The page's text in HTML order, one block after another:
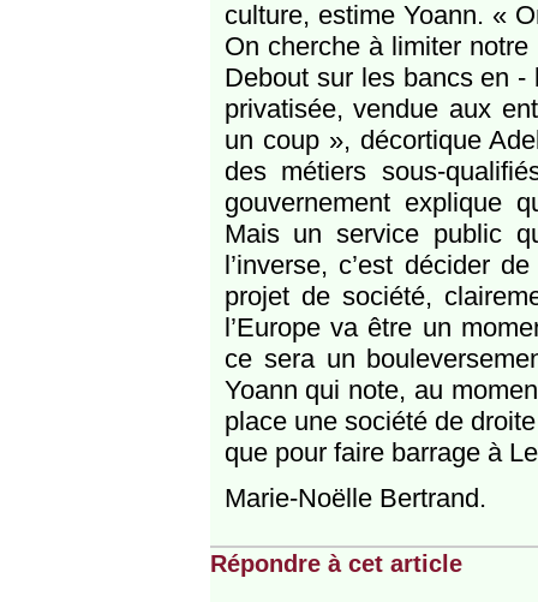
culture, estime Yoann. «
On cherche à limiter
Debout sur les bancs en
privatisée, vendue aux
un coup », décortique
des métiers sous-
gouvernement explique
Mais un service public
l’inverse, c’est décider
projet de société,
l’Europe va être un
ce sera un
Yoann qui note, au
place une société de
que pour faire barrage à
Marie-Noëlle Bertrand.
Répondre à cet article